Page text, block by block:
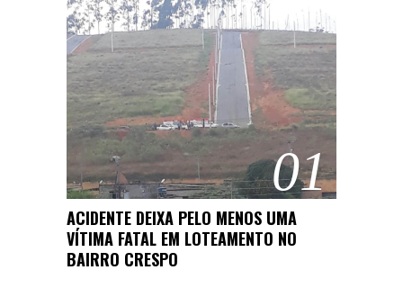
01
ACIDENTE DEIXA PELO MENOS UMA
VÍTIMA FATAL EM LOTEAMENTO NO
BAIRRO CRESPO